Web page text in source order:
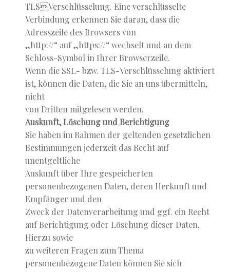
TLSVerschlüsselung. Eine verschlüsselte
Verbindung erkennen Sie daran, dass die
Adresszeile des Browsers von
„http://“ auf „https://“ wechselt und an dem
Schloss-Symbol in Ihrer Browserzeile.
Wenn die SSL- bzw. TLS-Verschlüsselung aktiviert
ist, können die Daten, die Sie an uns übermitteln,
nicht
von Dritten mitgelesen werden.
Auskunft, Löschung und Berichtigung
Sie haben im Rahmen der geltenden gesetzlichen
Bestimmungen jederzeit das Recht auf
unentgeltliche
Auskunft über Ihre gespeicherten
personenbezogenen Daten, deren Herkunft und
Empfänger und den
Zweck der Datenverarbeitung und ggf. ein Recht
auf Berichtigung oder Löschung dieser Daten.
Hierzu sowie
zu weiteren Fragen zum Thema
personenbezogene Daten können Sie sich